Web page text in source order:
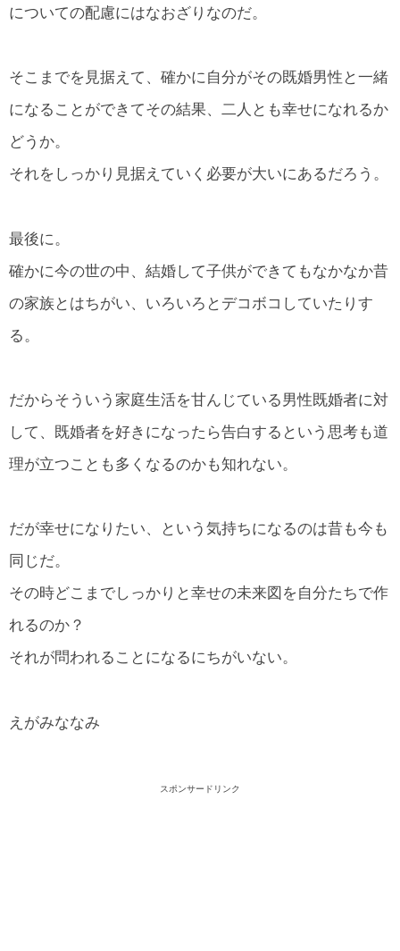
についての配慮にはなおざりなのだ。
そこまでを見据えて、確かに自分がその既婚男性と一緒
になることができてその結果、二人とも幸せになれるか
どうか。
それをしっかり見据えていく必要が大いにあるだろう。
最後に。
確かに今の世の中、結婚して子供ができてもなかなか昔
の家族とはちがい、いろいろとデコボコしていたりす
る。
だからそういう家庭生活を甘んじている男性既婚者に対
して、既婚者を好きになったら告白するという思考も道
理が立つことも多くなるのかも知れない。
だが幸せになりたい、という気持ちになるのは昔も今も
同じだ。
その時どこまでしっかりと幸せの未来図を自分たちで作
れるのか？
それが問われることになるにちがいない。
えがみななみ
スポンサードリンク